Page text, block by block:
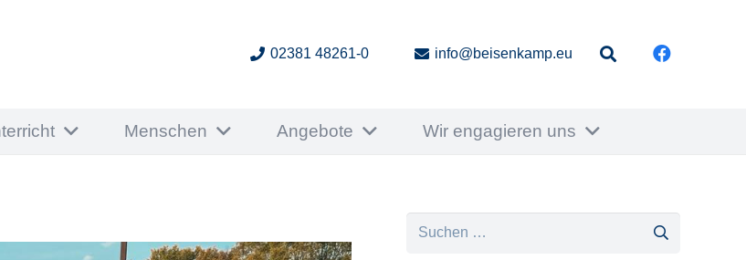
02381 48261-0 info@beisenkamp.eu
Menschen Angebote Wir engagieren uns
Suchen